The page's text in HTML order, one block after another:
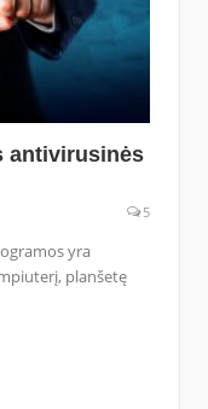
antivirusinės
5
yra
planšetę